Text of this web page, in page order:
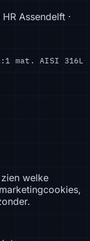
Assendelft ·
mat. AISI 316L
welke